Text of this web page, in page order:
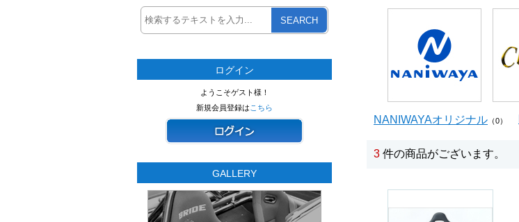
SEARCH
ログイン
ようこそゲスト様！
新規会員登録は こちら
GALLERY
NANIWAYAオリジナル （0）
3 件の商品がございます。